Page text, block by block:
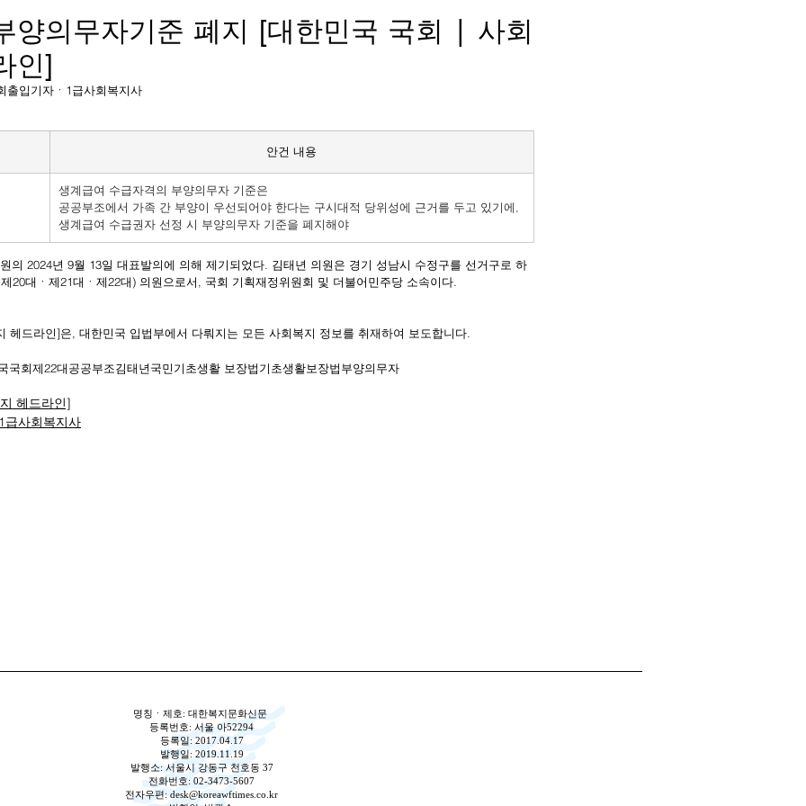
양의무자기준 폐지 [대한민국 국회 | 사회
인]
출입기자ㆍ1급사회복지사
안건 내용
생계급여 수급자격의 부양의무자 기준은
공공부조에서 가족 간 부양이 우선되어야 한다는 구시대적 당위성에 근거를 두고 있기에,
생계급여 수급권자 선정 시 부양의무자 기준을 폐지해야
의 2024년 9월 13일 대표발의에 의해 제기되었다. 김태년 의원은 경기 성남시 수정구를 선거구로 하
20대ㆍ제21대ㆍ제22대) 의원으로서, 국회 기획재정위원회 및 더불어민주당 소속이다.
헤드라인]은, 대한민국 입법부에서 다뤄지는 모든 사회복지 정보를 취재하여 보도합니다.
국회제22대공공부조김태년국민기초생활 보장법기초생활보장법부양의무자
헤드라인]
급사회복지사
명칭ㆍ제호: 대한복지문화신문
등록번호: 서울 아52294
등록일: 2017.04.17
발행일: 2019.11.19
발행소: 서울시 강동구 천호동 37
전화번호: 02-3473-5607
전자우편:desk@koreawftimes.co.kr